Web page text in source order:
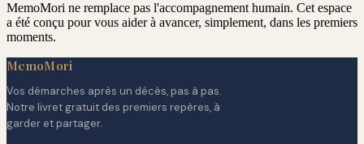
MemoMori ne remplace pas l'accompagnement humain. Cet espace
a été conçu pour vous aider à avancer, simplement, dans les premiers
moments.
MemoMori
Vos démarches après un décès, pas à pas.
Notre livret gratuit des premiers repères, à
garder et partager.